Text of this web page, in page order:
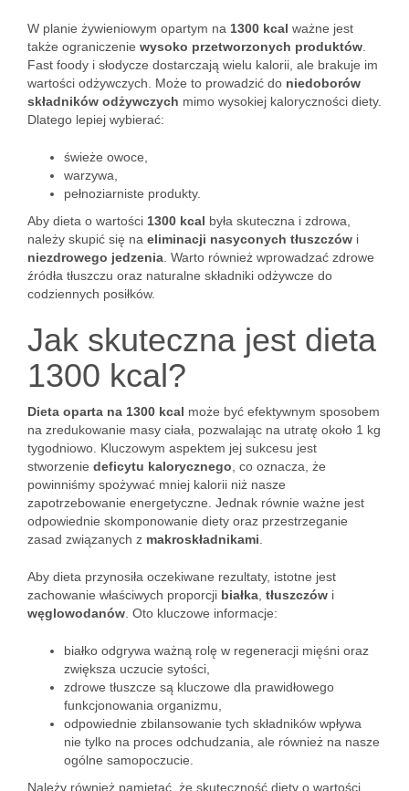
W planie żywieniowym opartym na 1300 kcal ważne jest
także ograniczenie wysoko przetworzonych produktów
Fast foody i słodycze dostarczają wielu kalorii, ale brakuje im
wartości odżywczych. Może to prowadzić do niedoborów
składników odżywczych mimo wysokiej kaloryczności diety.
Dlatego lepiej wybierać:
świeże owoce,
warzywa,
pełnoziarniste produkty.
Aby dieta o wartości 1300 kcal była skuteczna i zdrowa,
należy skupić się na eliminacji nasyconych tłuszczów i
niezdrowego jedzenia . Warto również wprowadzać zdrowe
źródła tłuszczu oraz naturalne składniki odżywcze do
codziennych posiłków.
Jak skuteczna jest dieta
1300 kcal?
Dieta oparta na 1300 kcal może być efektywnym sposobem
na zredukowanie masy ciała, pozwalając na utratę około 1 kg
tygodniowo. Kluczowym aspektem jej sukcesu jest
stworzenie deficytu kalorycznego , co oznacza, że
powinniśmy spożywać mniej kalorii niż nasze
zapotrzebowanie energetyczne. Jednak równie ważne jest
odpowiednie skomponowanie diety oraz przestrzeganie
zasad związanych z makroskładnikami
Aby dieta przynosiła oczekiwane rezultaty, istotne jest
zachowanie właściwych proporcji białka tłuszczów i
węglowodanów . Oto kluczowe informacje:
białko odgrywa ważną rolę w regeneracji mięśni oraz
zwiększa uczucie sytości,
zdrowe tłuszcze są kluczowe dla prawidłowego
funkcjonowania organizmu,
odpowiednie zbilansowanie tych składników wpływa
nie tylko na proces odchudzania, ale również na nasze
ogólne samopoczucie.
Należy również pamiętać, że skuteczność diety o wartości